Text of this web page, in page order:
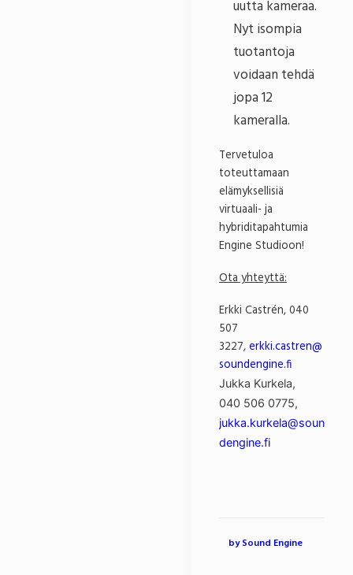
uutta kameraa.
Nyt isompia
tuotantoja
voidaan tehdä
jopa 12
kameralla.
Tervetuloa
toteuttamaan
elämyksellisiä
virtuaali- ja
hybriditapahtumia
Engine Studioon!
Ota yhteyttä:
Erkki Castrén, 040
507
3227,erkki.castren@
soundengine.fi
Jukka Kurkela,
040 506 0775,
jukka.kurkela@soun
dengine.fi
by Sound Engine